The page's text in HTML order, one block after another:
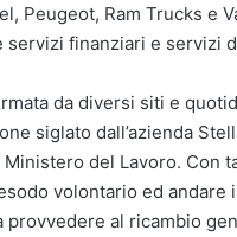
Peugeot, Ram Trucks e
finanziari e servizi
da diversi siti e
siglato dall’azienda
Ministero del Lavoro.
volontario ed
provvedere al ricambio